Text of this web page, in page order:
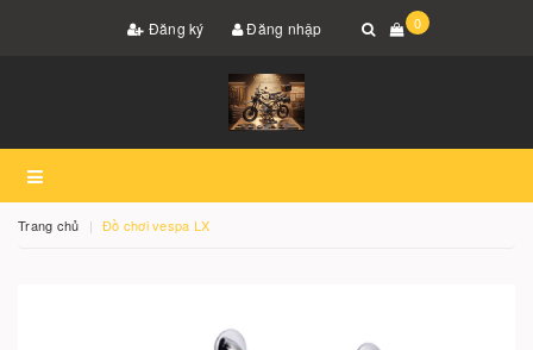
Đăng ký Đăng nhập 0
Trang chủ Đồ chơi vespa LX